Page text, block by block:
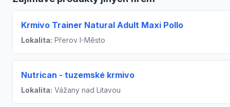
Krmivo Trainer Natural Adult Maxi Pollo
Lokalita: Přerov I-Město
Nutrican - tuzemské krmivo
Lokalita: Vážany nad Litavou